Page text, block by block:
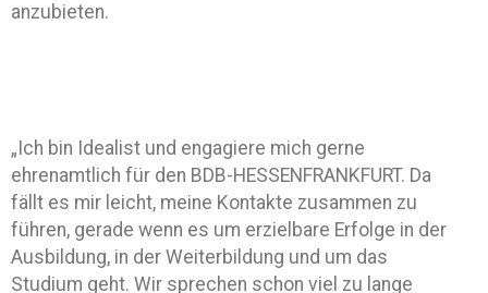
anzubieten.
„Ich bin Idealist und engagiere mich gerne
ehrenamtlich für den BDB-HESSENFRANKFURT. Da
fällt es mir leicht, meine Kontakte zusammen zu
führen, gerade wenn es um erzielbare Erfolge in der
Ausbildung, in der Weiterbildung und um das
Studium geht. Wir sprechen schon viel zu lange